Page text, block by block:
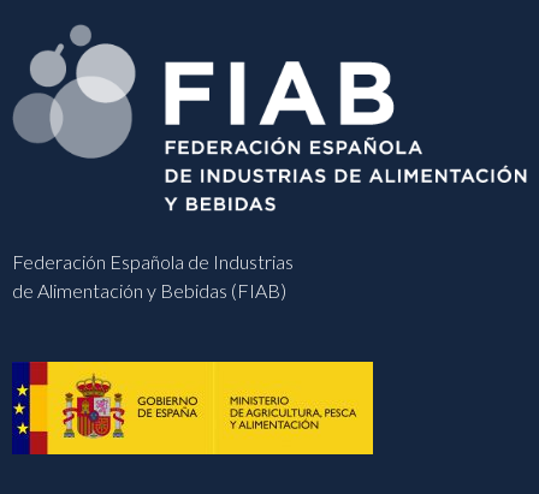
Federación Española de Industrias
de Alimentación y Bebidas (FIAB)